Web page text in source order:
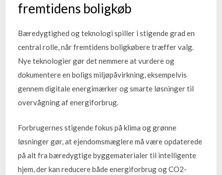
fremtidens boligkøb
Bæredygtighed og teknologi spiller i stigende grad en
central rolle, når fremtidens boligkøbere træffer valg.
Nye teknologier gør det nemmere at vurdere og
dokumentere en boligs miljøpåvirkning, eksempelvis
gennem digitale energimærker og smarte løsninger til
overvågning af energiforbrug.
Forbrugernes stigende fokus på klima og grønne
løsninger gør, at ejendomsmæglere må være opdaterede
på alt fra bæredygtige byggematerialer til intelligente
hjem, der kan reducere både energiforbrug og CO2-